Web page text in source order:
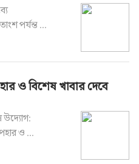
পর্যন্ত ...
ও বিশেষ খাবার দেবে
উদ্যোগ:
ও ...